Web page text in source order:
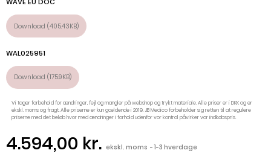
Download (405.43KB)
WAL025951
Download (175.9KB)
Vi tager forbehold for ændringer, fejl og mangler på webshop og trykt materiale. Alle priser er i DKK og er
ekskl. moms og fragt. Alle priserne er kun gældende i 2019. JB Medico forbeholder sig retten til at regulere
priserne med det beløb hvor med ændringer i forhold udenfor vor kontrol påvirker vor indkøbspris.
4.594,00 kr. ekskl. moms 1-3 hverdage